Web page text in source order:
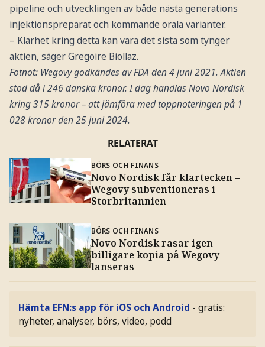
pipeline och utvecklingen av både nästa generations
injektionspreparat och kommande orala varianter.
– Klarhet kring detta kan vara det sista som tynger
aktien, säger Gregoire Biollaz.
Fotnot: Wegovy godkändes av FDA den 4 juni 2021. Aktien
stod då i 246 danska kronor. I dag handlas Novo Nordisk
kring 315 kronor – att jämföra med toppnoteringen på 1
028 kronor den 25 juni 2024.
RELATERAT
BÖRS OCH FINANS
Novo Nordisk får klartecken –
Wegovy subventioneras i
Storbritannien
BÖRS OCH FINANS
Novo Nordisk rasar igen –
billigare kopia på Wegovy
lanseras
Hämta EFN:s app för iOS och Android - gratis:
nyheter, analyser, börs, video, podd